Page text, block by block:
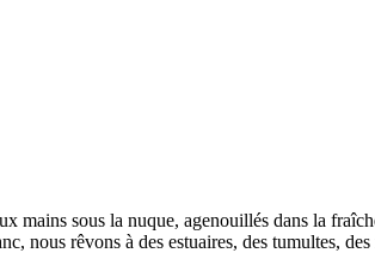
sous la nuque, agenouillés dans la
rêvons à des estuaires, des tumultes,